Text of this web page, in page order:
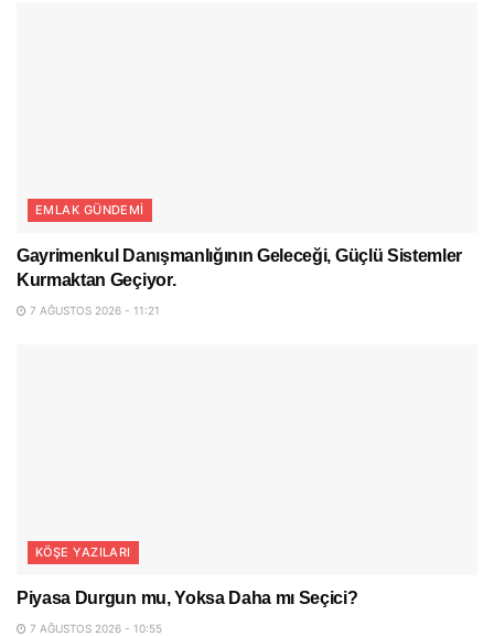
EMLAK GÜNDEMI
Gayrimenkul Danışmanlığının Geleceği, Güçlü Sistemler
Kurmaktan Geçiyor.
7 AĞUSTOS 2026 - 11:21
KÖŞE YAZILARI
Piyasa Durgun mu, Yoksa Daha mı Seçici?
7 AĞUSTOS 2026 - 10:55